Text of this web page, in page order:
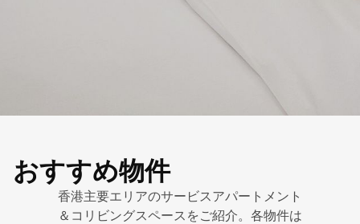
おすすめ物件
香港主要エリアのサービスアパートメント
＆コリビングスペースをご紹介。各物件は